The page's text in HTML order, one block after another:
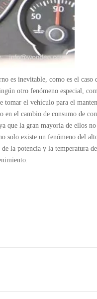
es inevitable, como es el
otro fenómeno especial,
tomar el vehículo para el
en el cambio de consumo de
que la gran mayoría de ellos
solo existe un fenómeno del
la potencia y la temperatura de